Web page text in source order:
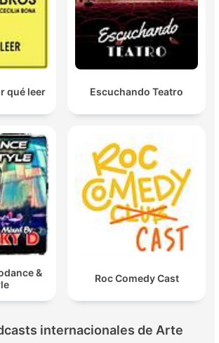
qué leer Escuchando Teatro
&
Roc Comedy Cast
internacionales de Arte